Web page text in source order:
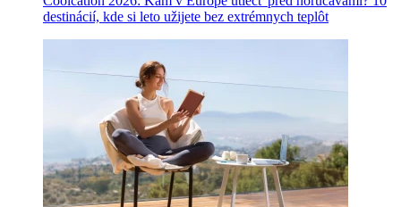
destinácií, kde si leto užijete bez extrémnych teplôt